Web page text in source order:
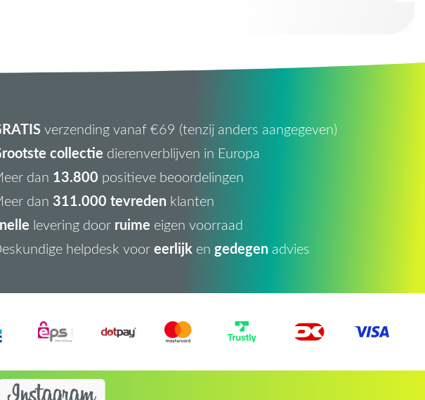
verzending vanaf €69 (tenzij anders aangegeven)
collectie dierenverblijven in Europa
dan 13.800 positieve beoordelingen
dan 311.000 tevredenklanten
levering door ruime eigen voorraad
helpdesk vooreerlijken gedegenadvies